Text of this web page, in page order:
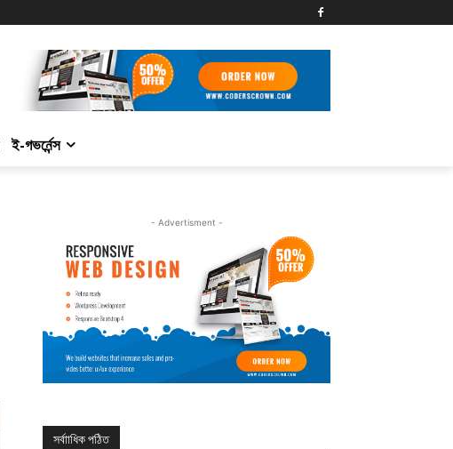
ই-গভর্নেন্স
- Advertisment -
সর্বাাধিক পঠিত